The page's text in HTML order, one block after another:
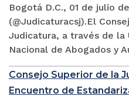
Bogotá D.C., 01 de julio
(@Judicaturacsj).El
Judicatura, a través de la
Nacional de Abogados y
Consejo Superior de la
Encuentro de